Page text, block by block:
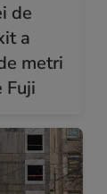
de
a
metri
Fuji